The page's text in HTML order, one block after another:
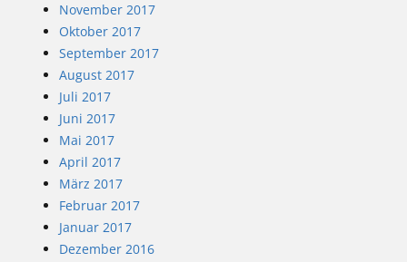
November 2017
Oktober 2017
September 2017
August 2017
Juli 2017
Juni 2017
Mai 2017
April 2017
März 2017
Februar 2017
Januar 2017
Dezember 2016